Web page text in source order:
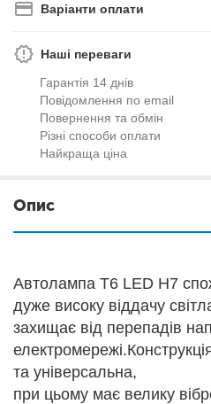
Варіанти оплати
Наші переваги
Гарантія 14 днів
Повідомлення по email
Повернення та обмін
Різні способи оплати
Найкраща ціна
Опис
Автолампа T6 LED H7
дуже високу віддачу
захищає від перепадів
та універсальна,
при цьому має велику